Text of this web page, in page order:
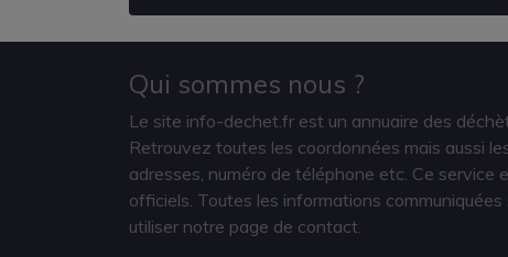
Qui sommes nous ?
Le site info-dechet.fr est un annuaire des
Retrouvez toutes les coordonnées mais aussi
adresses, numéro de téléphone etc. Ce service
officiels. Toutes les informations
utiliser notre page de contact.